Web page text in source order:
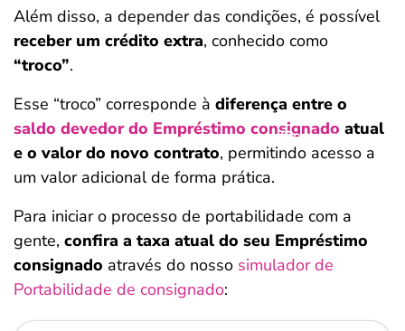
Salvar Ferramenta
Salvar Ferramenta
Além disso, a depender das condições, é possível
receber um crédito extra, conhecido como
“troco”.
Esse “troco” corresponde à diferença entre o
saldo devedor do Empréstimo consignado atual
e o valor do novo contrato, permitindo acesso a
um valor adicional de forma prática.
Para iniciar o processo de portabilidade com a
gente, confira a taxa atual do seu Empréstimo
consignado através do nosso simulador de
Portabilidade de consignado:
Salvar Ferramenta